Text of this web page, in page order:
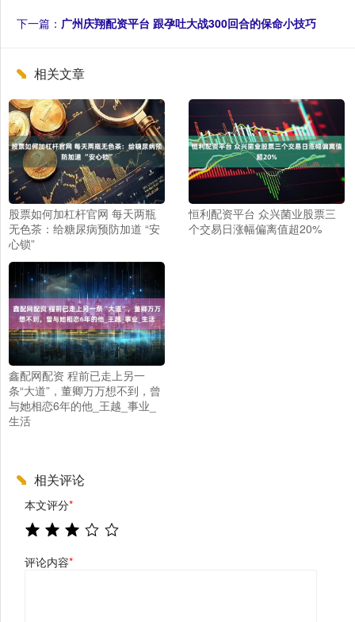
下一篇： 广州庆翔配资平台 跟孕吐大战300回合的保命小技巧
相关文章
股票如何加杠杆官网 每天两瓶
无色茶：给糖尿病预防加道 “安
心锁”
恒利配资平台 众兴菌业股票三
个交易日涨幅偏离值超20%
鑫配网配资 程前已走上另一
条“大道”，董卿万万想不到，曾
与她相恋6年的他_王越_事业_
生活
相关评论
本文评分*
评论内容*